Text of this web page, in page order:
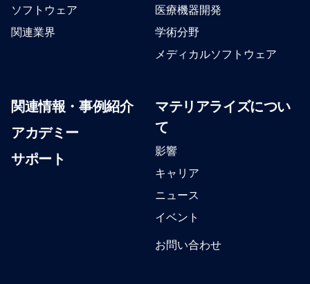
ソフトウェア
関連業界
医療機器開発
学術分野
メディカルソフトウェア
関連情報・事例紹介
アカデミー
サポート
マテリアライズについ
て
影響
キャリア
ニュース
イベント
お問い合わせ